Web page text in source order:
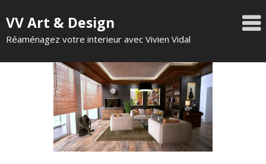
VV Art & Design
Réaménagez votre interieur avec Vivien Vidal